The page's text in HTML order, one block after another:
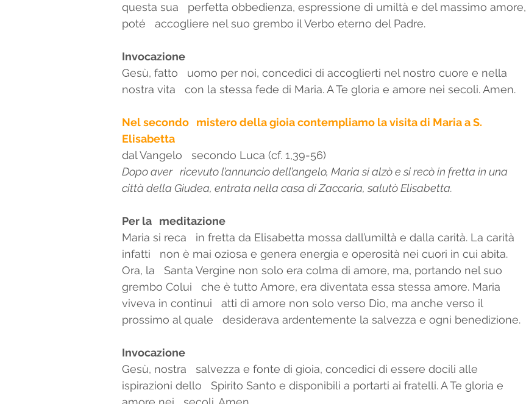
questa sua   perfetta obbedienza, espressione di umiltà e del massimo amore,
poté   accogliere nel suo grembo il Verbo eterno del Padre.
Invocazione
Gesù, fatto   uomo per noi, concedici di accoglierti nel nostro cuore e nella
nostra vita   con la stessa fede di Maria. A Te gloria e amore nei secoli. Amen.
Nel secondo   mistero della gioia contempliamo la visita di Maria a S.
Elisabetta
dal Vangelo   secondo Luca (cf. 1,39-56)
Dopo aver   ricevuto l’annuncio dell’angelo, Maria si alzò e si recò in fretta in una
città della Giudea, entrata nella casa di Zaccaria, salutò Elisabetta.
Per la   meditazione
Maria si reca   in fretta da Elisabetta mossa dall’umiltà e dalla carità. La carità
infatti   non è mai oziosa e genera energia e operosità nei cuori in cui abita.
Ora, la   Santa Vergine non solo era colma di amore, ma, portando nel suo
grembo Colui   che è tutto Amore, era diventata essa stessa amore. Maria
viveva in continui   atti di amore non solo verso Dio, ma anche verso il
prossimo al quale   desiderava ardentemente la salvezza e ogni benedizione.
Invocazione
Gesù, nostra   salvezza e fonte di gioia, concedici di essere docili alle
ispirazioni dello   Spirito Santo e disponibili a portarti ai fratelli. A Te gloria e